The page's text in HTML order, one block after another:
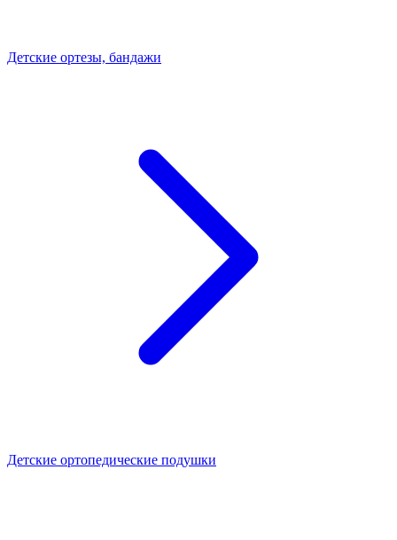
Детские ортезы, бандажи
Детские ортопедические подушки